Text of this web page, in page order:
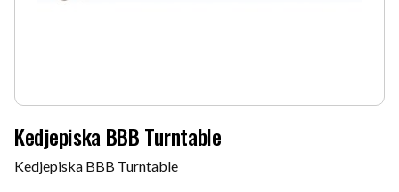
Kedjepiska BBB Turntable
Kedjepiska BBB Turntable